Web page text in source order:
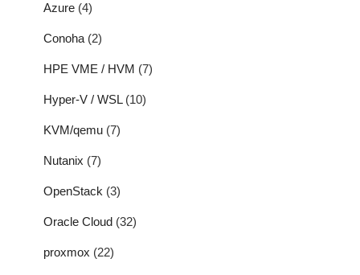
Azure (4)
Conoha (2)
HPE VME / HVM (7)
Hyper-V / WSL(10)
KVM/qemu (7)
Nutanix (7)
OpenStack (3)
Oracle Cloud (32)
proxmox (22)